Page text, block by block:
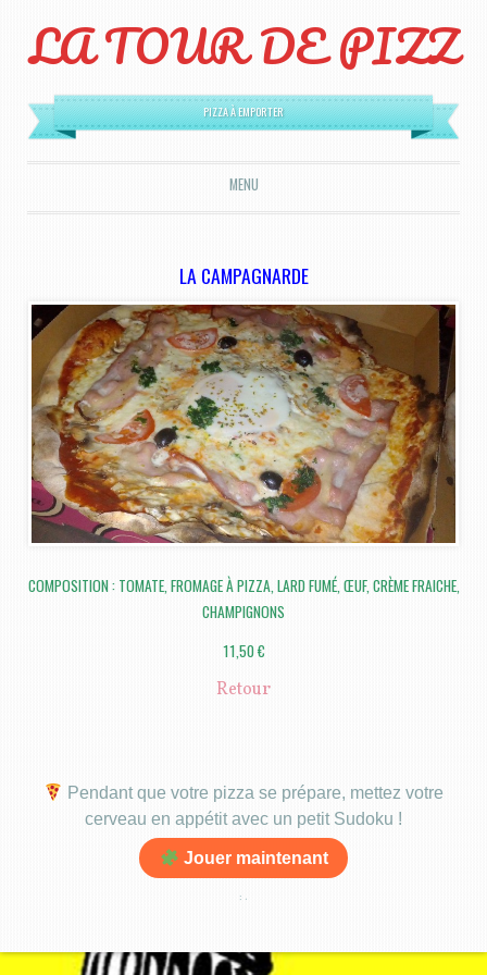
LA TOUR DE PIZZ
PIZZA À EMPORTER
MENU
ALLER AU CONTENU PRINCIPAL
LA CAMPAGNARDE
COMPOSITION : TOMATE, FROMAGE À PIZZA, LARD FUMÉ, ŒUF, CRÈME FRAICHE,
CHAMPIGNONS
11,50 €
Retour
Pendant que votre pizza se prépare, mettez votre
cerveau en appétit avec un petit Sudoku !
Jouer maintenant
: .